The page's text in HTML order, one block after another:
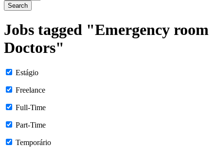
Search
Jobs tagged "Emergency room
Doctors"
Estágio
Freelance
Full-Time
Part-Time
Temporário